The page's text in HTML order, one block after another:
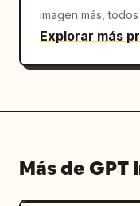
imagen más,
Explorar más
Más de GPT